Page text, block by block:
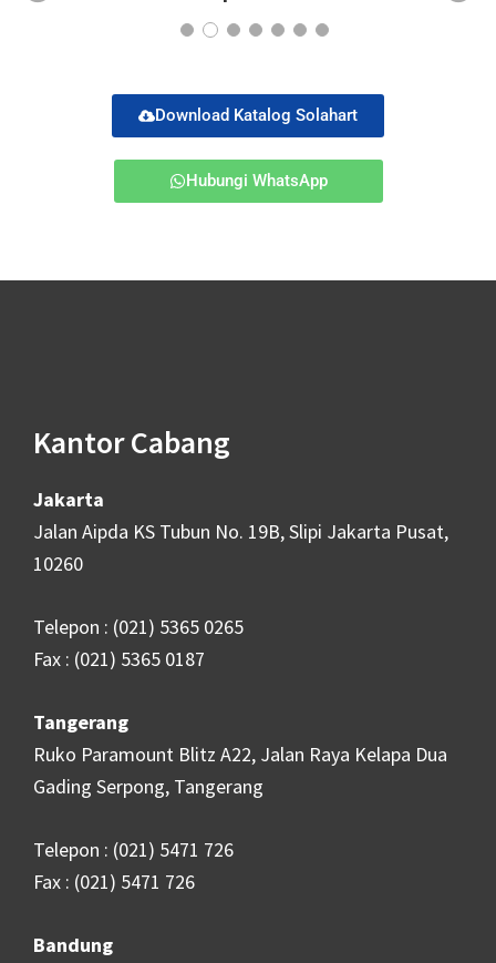
Download Katalog Solahart
Hubungi WhatsApp
Kantor Cabang
Jakarta
Jalan Aipda KS Tubun No. 19B, Slipi Jakarta Pusat,
10260
Telepon : (021) 5365 0265
Fax : (021) 5365 0187
Tangerang
Ruko Paramount Blitz A22, Jalan Raya Kelapa Dua
Gading Serpong, Tangerang
Telepon : (021) 5471 726
Fax : (021) 5471 726
Bandung